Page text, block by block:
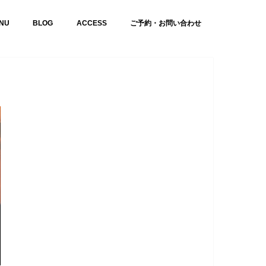
BLOG ACCESS ご予約・お問い合わせ